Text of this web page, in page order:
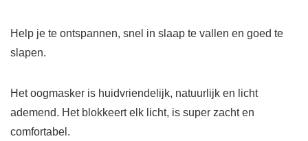
Help je te ontspannen, snel in slaap te vallen en goed te
slapen.
Het oogmasker is huidvriendelijk, natuurlijk en licht
ademend. Het blokkeert elk licht, is super zacht en
comfortabel.